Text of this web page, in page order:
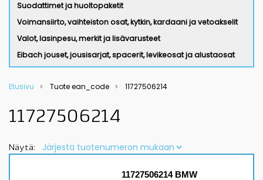
Suodattimet ja huoltopaketit
Voimansiirto, vaihteiston osat, kytkin, kardaani ja vetoakselit
Valot, lasinpesu, merkit ja lisävarusteet
Eibach jouset, jousisarjat, spacerit, levikeosat ja alustaosat
Etusivu Tuote ean_code 11727506214
11727506214
Näytä:
11727506214 BMW